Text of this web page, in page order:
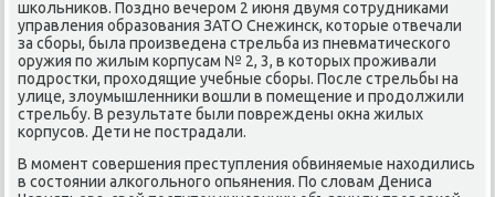
школьников. Поздно вечером 2 июня двумя сотрудниками
управления образования ЗАТО Снежинск, которые отвечали
за сборы, была произведена стрельба из пневматического
оружия по жилым корпусам № 2, 3, в которых проживали
подростки, проходящие учебные сборы. После стрельбы на
улице, злоумышленники вошли в помещение и продолжили
стрельбу. В результате были повреждены окна жилых
корпусов. Дети не пострадали.
В момент совершения преступления обвиняемые находились
в состоянии алкогольного опьянения. По словам Дениса